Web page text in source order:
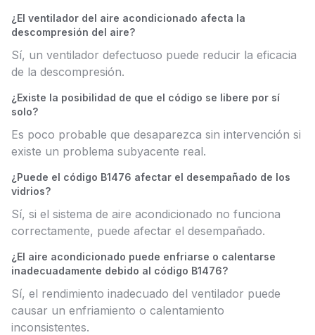
¿El ventilador del aire acondicionado afecta la
descompresión del aire?
Sí, un ventilador defectuoso puede reducir la eficacia
de la descompresión.
¿Existe la posibilidad de que el código se libere por sí
solo?
Es poco probable que desaparezca sin intervención si
existe un problema subyacente real.
¿Puede el código B1476 afectar el desempañado de los
vidrios?
Sí, si el sistema de aire acondicionado no funciona
correctamente, puede afectar el desempañado.
¿El aire acondicionado puede enfriarse o calentarse
inadecuadamente debido al código B1476?
Sí, el rendimiento inadecuado del ventilador puede
causar un enfriamiento o calentamiento
inconsistentes.